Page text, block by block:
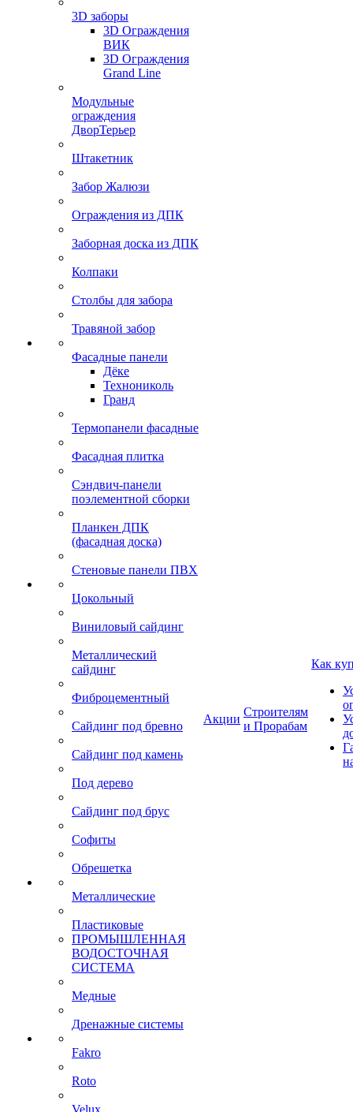
3D заборы
3D Ограждения
ВИК
3D Ограждения
Grand Line
Модульные
ограждения
ДворТерьер
Штакетник
Забор Жалюзи
Ограждения из ДПК
Заборная доска из ДПК
Колпаки
Столбы для забора
Травяной забор
Фасадные панели
Дёке
Технониколь
Гранд
Термопанели фасадные
Фасадная плитка
Сэндвич-панели
поэлементной сборки
Планкен ДПК
(фасадная доска)
Стеновые панели ПВХ
Цокольный
Виниловый сайдинг
Металлический
сайдинг
Фиброцементный
Сайдинг под бревно
Сайдинг под камень
Под дерево
Сайдинг под брус
Софиты
Обрешетка
Металлические
Пластиковые
ПРОМЫШЛЕННАЯ
ВОДОСТОЧНАЯ
СИСТЕМА
Медные
Дренажные системы
Fakro
Roto
Velux
Акции
Строителям
и Прорабам
Как